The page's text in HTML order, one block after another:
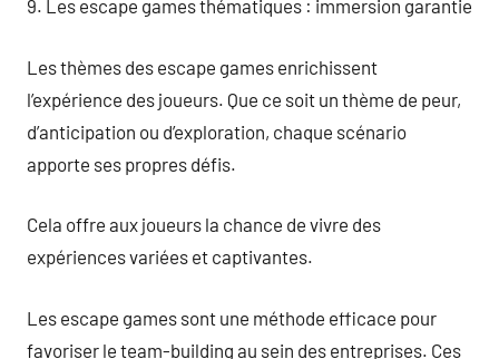
9. Les escape games thématiques : immersion garantie
Les thèmes des escape games enrichissent
l’expérience des joueurs. Que ce soit un thème de peur,
d’anticipation ou d’exploration, chaque scénario
apporte ses propres défis.
Cela offre aux joueurs la chance de vivre des
expériences variées et captivantes.
Les escape games sont une méthode efficace pour
favoriser le team-building au sein des entreprises. Ces